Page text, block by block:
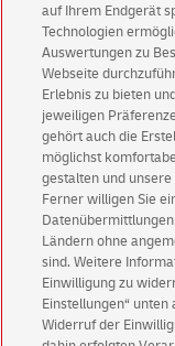
Abonnieren
Immer
Aktionen -
für
für
Zur
auf Ihrem Endgerät
Technologien
Auswertungen zu
Webseite
Erlebnis zu bieten
jeweiligen
gehört auch die
möglichst
gestalten und
Ferner willigen Sie
Ländern ohne
sind. Weitere
Einwilligung zu
Einstellungen“
Widerruf der